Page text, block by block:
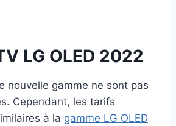
LG OLED 2022
nouvelle gamme ne sont pas
Cependant, les tarifs
à la gamme LG OLED